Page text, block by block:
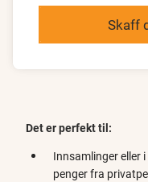
Skaff
Det er perfekt til:
Innsamlinger eller
penger fra